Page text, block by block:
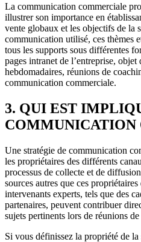
La communication commerciale
illustrer son importance en
vente globaux et les objectifs de la
communication utilisé, ces thèmes
tous les supports sous différentes
pages intranet de l’entreprise, objet
hebdomadaires, réunions de
communication commerciale.
3. QUI EST
Une stratégie de communication
les propriétaires des différents
processus de collecte et de
sources autres que ces
intervenants experts, tels que des
partenaires, peuvent contribuer
sujets pertinents lors de réunions de
Si vous définissez la propriété de